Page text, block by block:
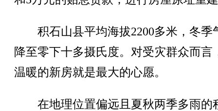
积石山县平均海拔2200多米，冬季
降至零下十多摄氏度。对受灾群众而言
温暖的新房就是最大的心愿。
在地理位置偏远且夏秋两季多雨的